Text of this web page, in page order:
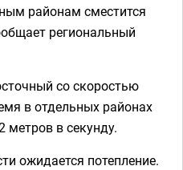
районам сместится
региональный
со скоростью
в отдельных районах
метров в секунду.
ожидается потепление.